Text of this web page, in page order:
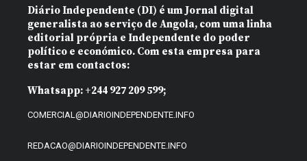
Diário Independente (DI) é um Jornal digital
generalista ao serviço de Angola, com uma linha
editorial própria e Independente do poder
político e económico. Com esta empresa para
estar em contactos:
Whatsapp: +244 927 209 599;
COMERCIAL@DIARIOINDEPENDENTE.INFO
REDACAO@DIARIOINDEPENDENTE.INFO